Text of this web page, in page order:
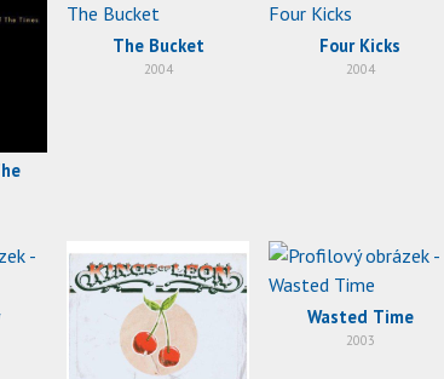
The Bucket
2004
Four Kicks
2004
Wasted Time
2003